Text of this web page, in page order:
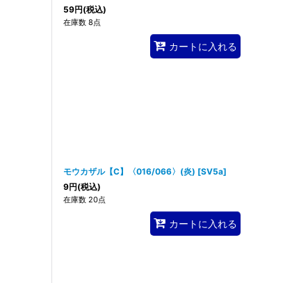
59円(税込)
在庫数 8点
カートに入れる
モウカザル【C】〈016/066〉(炎) [SV5a]
9円(税込)
在庫数 20点
カートに入れる